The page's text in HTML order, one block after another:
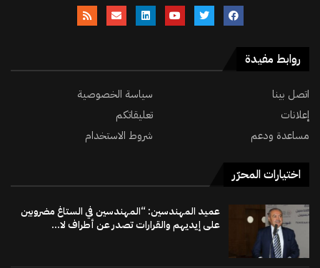
روابط مفيدة
اتصل بينا
سياسة الخصوصية
إعلانات
تعليقاتكم
مساعدة ودعم
شروط الاستخدام
اختيارات المحرّر
عميد المهندسين: “المهندسين في الستاغ مضروبين
على إيديهم والقرارات تصدر عن أطراف لا...